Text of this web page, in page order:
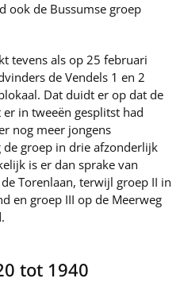
ook de Bussumse groep
tevens als op 25 februari
de Vendels 1 en 2
Dat duidt er op dat de
in tweeën gesplitst had
nog meer jongens
groep in drie afzonderlijk
is er dan sprake van
Torenlaan, terwijl groep II in
en groep III op de Meerweg
tot 1940